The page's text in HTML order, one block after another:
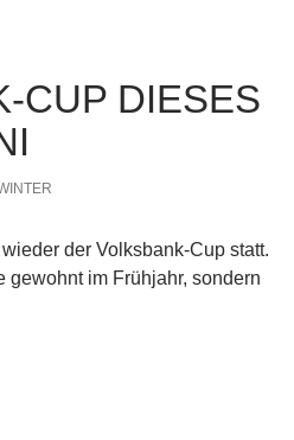
CUP DIESES
der Volksbank-Cup statt.
gewohnt im Frühjahr, sondern